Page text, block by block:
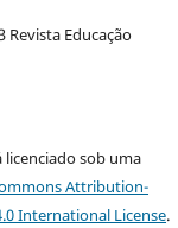
Revista Educação
licenciado sob uma
Attribution-
International License.